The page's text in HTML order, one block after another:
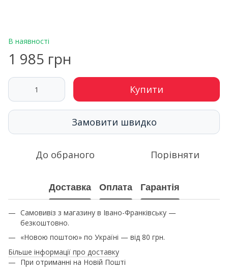
В наявності
1 985 грн
Купити
Замовити швидко
До обраного Порівняти
Доставка Оплата Гарантія
Самовивіз з магазину в Івано-Франківську —
безкоштовно.
«Новою поштою» по Україні — від 80 грн.
Більше інформації про доставку
При отриманні на Новій Пошті